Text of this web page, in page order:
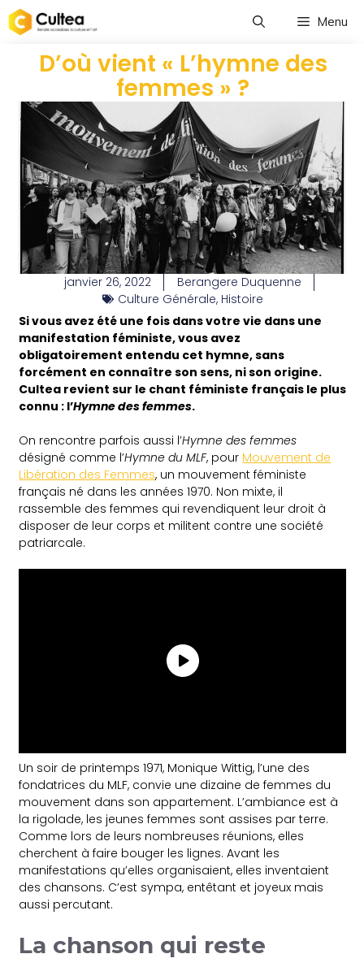
Menu
D’où vient « L’hymne des
femmes » ?
janvier 26, 2022
Berangere Duquenne
Culture Générale, Histoire
Si vous avez été une fois dans votre vie dans une
manifestation féministe, vous avez
obligatoirement entendu cet hymne, sans
forcément en connaître son sens, ni son origine.
Cultea revient sur le chant féministe français le plus
connu : l’Hymne des femmes.
On rencontre parfois aussi l’Hymne des femmes
désigné comme l’Hymne du MLF, pour Mouvement de
Libération des Femmes, un mouvement féministe
français né dans les années 1970. Non mixte, il
rassemble des femmes qui revendiquent leur droit à
disposer de leur corps et militent contre une société
patriarcale.
Un soir de printemps 1971, Monique Wittig, l’une des
fondatrices du MLF, convie une dizaine de femmes du
mouvement dans son appartement. L’ambiance est à
la rigolade, les jeunes femmes sont assises par terre.
Comme lors de leurs nombreuses réunions, elles
cherchent à faire bouger les lignes. Avant les
manifestations qu’elles organisaient, elles inventaient
des chansons. C’est sympa, entêtant et joyeux mais
aussi percutant.
La chanson qui reste